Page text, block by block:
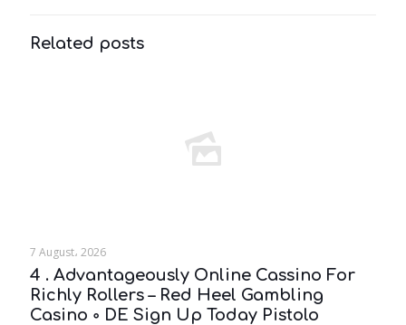
Related posts
7 August، 2026
4 . Advantageously Online Cassino For
Richly Rollers – Red Heel Gambling
Casino ◦ DE Sign Up Today Pistolo